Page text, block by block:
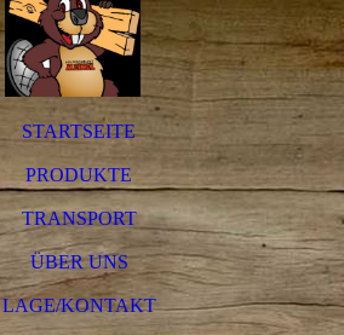
STARTSEITE
PRODUKTE
TRANSPORT
ÜBER UNS
LAGE/KONTAKT